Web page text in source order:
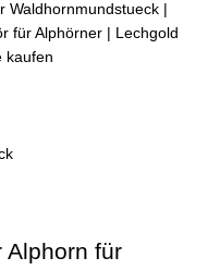
Waldhornmundstueck |
für Alphörner | Lechgold
kaufen
Alphorn für